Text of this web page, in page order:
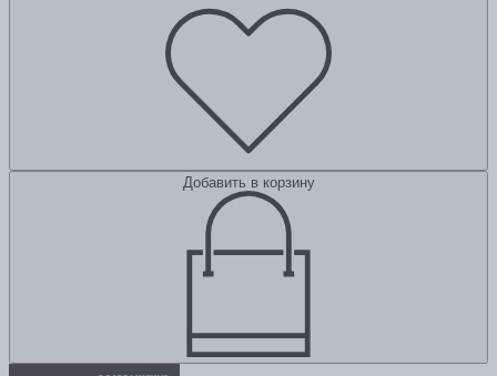
Добавить в корзину